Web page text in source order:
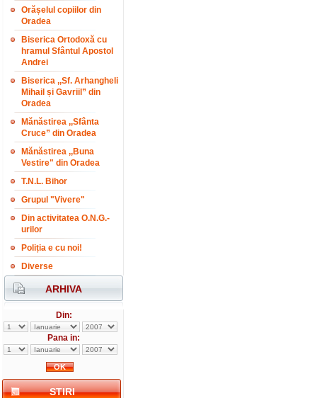
Orășelul copiilor din
Oradea
Biserica Ortodoxă cu
hramul Sfântul Apostol
Andrei
Biserica ,,Sf. Arhangheli
Mihail și Gavriil” din
Oradea
Mănăstirea ,,Sfânta
Cruce” din Oradea
Mănăstirea ,,Buna
Vestire" din Oradea
T.N.L. Bihor
Grupul "Vivere"
Din activitatea O.N.G.-
urilor
Poliția e cu noi!
Diverse
ARHIVA
Din:
Pana in:
STIRI